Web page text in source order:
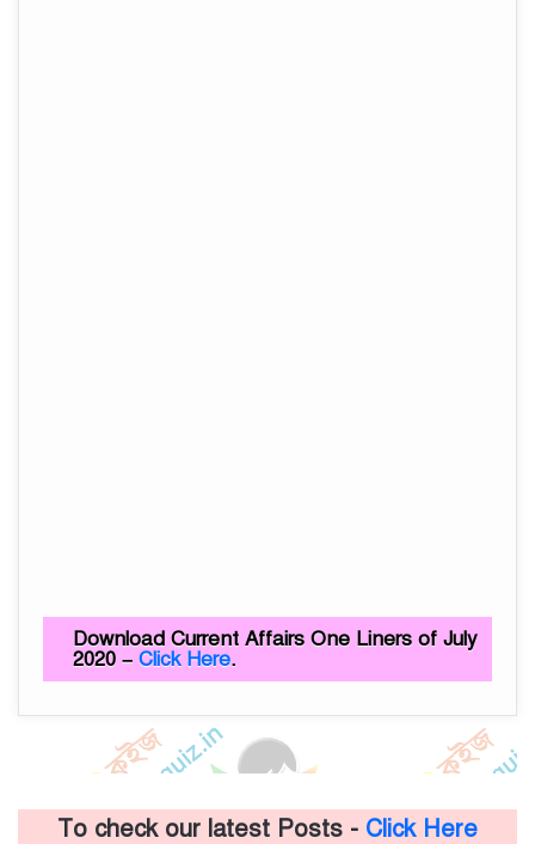
Download Current Affairs One Liners of July
2020 – Click Here.
To check our latest Posts - Click Here